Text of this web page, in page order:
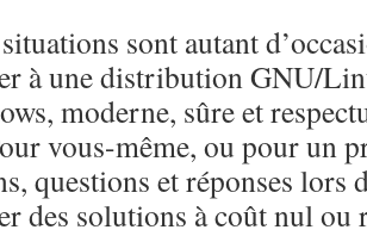
sont autant
à une distribution GNU/
moderne, sûre et
vous-même, ou pour un
questions et réponses lors
des solutions à coût nul ou